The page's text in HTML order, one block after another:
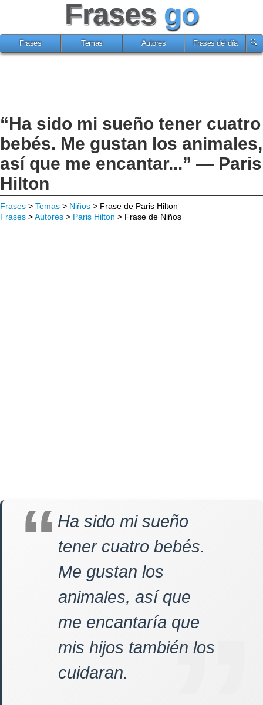
Frases go
Frases Temas Autores Frases del día
“Ha sido mi sueño tener cuatro
bebés. Me gustan los animales,
así que me encantar...” — Paris
Hilton
Frases > Temas > Niños > Frase de Paris Hilton
Frases >Autores > Paris Hilton > Frase de Niños
Ha sido mi sueño
tener cuatro bebés.
Me gustan los
animales, así que
me encantaría que
mis hijos también los
cuidaran.